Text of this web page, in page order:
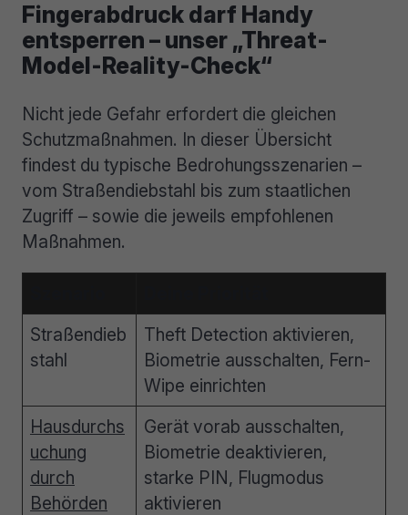
Fingerabdruck darf Handy
entsperren – unser „Threat-
Model-Reality-Check“
Nicht jede Gefahr erfordert die gleichen
Schutzmaßnahmen. In dieser Übersicht
findest du typische Bedrohungsszenarien –
vom Straßendiebstahl bis zum staatlichen
Zugriff – sowie die jeweils empfohlenen
Maßnahmen.
Straßendieb
stahl
Theft Detection aktivieren,
Biometrie ausschalten, Fern-
Wipe einrichten
Hausdurchs
uchung
durch
Behörden
Gerät vorab ausschalten,
Biometrie deaktivieren,
starke PIN, Flugmodus
aktivieren